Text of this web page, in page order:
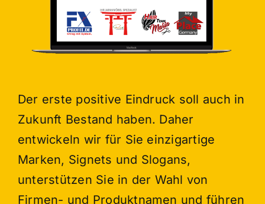
Der erste positive Eindruck soll auch in
Zukunft Bestand haben. Daher
entwickeln wir für Sie einzigartige
Marken, Signets und Slogans,
unterstützen Sie in der Wahl von
Firmen- und Produktnamen und führen